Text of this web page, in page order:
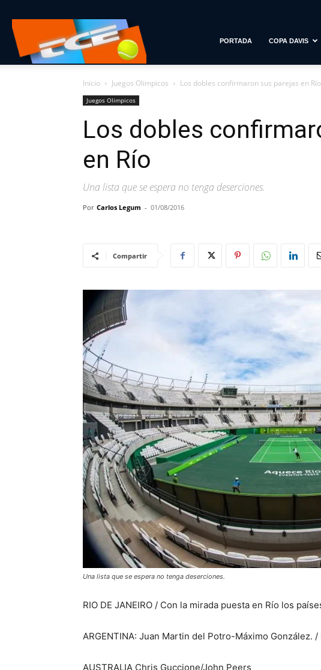
con
Estilo
PORTADA COPA DAVIS
Inicio Juegos Olimpicos Los dobles confirmaron sus parejas en Río
Juegos Olimpicos
Los dobles
en Río
Una lista que se espera no tenga deserciones.
Por Carlos Legum - 01/08/2016
Compartir
Una lista que se espera no tenga deserciones.
RIO DE JANEIRO / Con la mirada puesta en Río los
ARGENTINA: Juan Martin del Potro-Máximo González.
AUSTRALIA Chris Guccione/John Peers